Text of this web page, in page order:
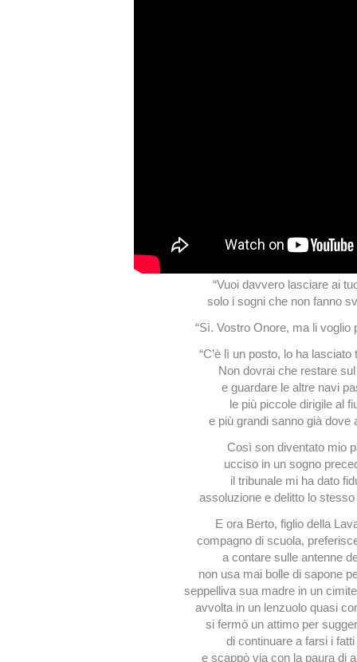
“Vuoi davvero lasciare ai
solo i sogni che non fanno
“Sì. Vostro Onore, ma li voglio
“C’è lì un posto, lo ha lasciato
Non dovrai che restare
e guardare le altre navi
le più piccole dirigile al
e più grandi sanno già dove
Così son diventato mio
ucciso in un sogno
il tribunale mi ha dato
assoluzione e delitto lo
E ora Berto, figlio della
compagno di scuola,
a contare sulle antenne
non usa mai bolle di sapone
seppelliva sua madre in un
avvolta in un lenzuolo quasi
si fermò un attimo per
di continuare a farsi i
e scappò via con la paura di